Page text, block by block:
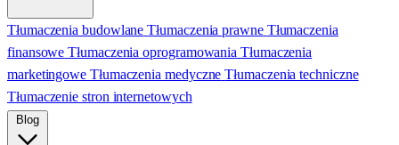
Tłumaczenia budowlane Tłumaczenia prawne Tłumaczenia
finansowe Tłumaczenia oprogramowania Tłumaczenia
marketingowe Tłumaczenia medyczne Tłumaczenia techniczne
Tłumaczenie stron internetowych